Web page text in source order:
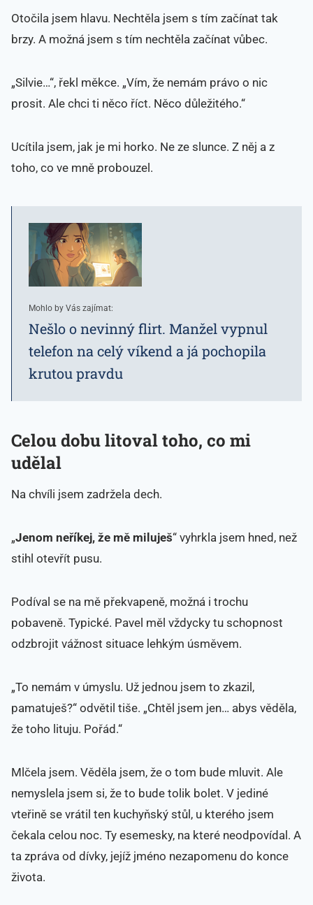
Otočila jsem hlavu. Nechtěla jsem s tím začínat tak
brzy. A možná jsem s tím nechtěla začínat vůbec.
„Silvie…“, řekl měkce. „Vím, že nemám právo o nic
prosit. Ale chci ti něco říct. Něco důležitého.“
Ucítila jsem, jak je mi horko. Ne ze slunce. Z něj a z
toho, co ve mně probouzel.
Mohlo by Vás zajímat:
Nešlo o nevinný flirt. Manžel vypnul
telefon na celý víkend a já pochopila
krutou pravdu
Celou dobu litoval toho, co mi
udělal
Na chvíli jsem zadržela dech.
„Jenom neříkej, že mě miluješ“ vyhrkla jsem hned, než
stihl otevřít pusu.
Podíval se na mě překvapeně, možná i trochu
pobaveně. Typické. Pavel měl vždycky tu schopnost
odzbrojit vážnost situace lehkým úsměvem.
„To nemám v úmyslu. Už jednou jsem to zkazil,
pamatuješ?“ odvětil tiše. „Chtěl jsem jen… abys věděla,
že toho lituju. Pořád.“
Mlčela jsem. Věděla jsem, že o tom bude mluvit. Ale
nemyslela jsem si, že to bude tolik bolet. V jediné
vteřině se vrátil ten kuchyňský stůl, u kterého jsem
čekala celou noc. Ty esemesky, na které neodpovídal. A
ta zpráva od dívky, jejíž jméno nezapomenu do konce
života.